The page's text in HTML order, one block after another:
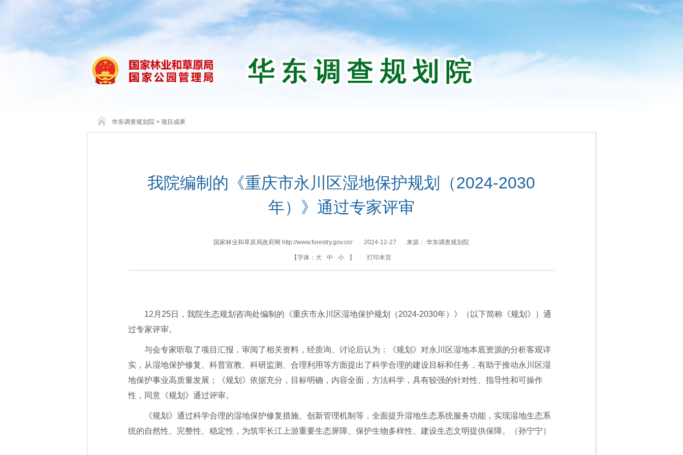
华东调查规划院 > 项目成果
我院编制的《重庆市永川区湿地保护规划（2024-2030
年）》通过专家评审
国家林业和草原局政府网 http://www.forestry.gov.cn/ 2024-12-27 来源： 华东调查规划院
【字体： 大 中 小 】 打印本页
12月25日，我院生态规划咨询处编制的《重庆市永川区湿地保护规划（2024-2030年）》（以下简称《规划》）通
过专家评审。
与会专家听取了项目汇报，审阅了相关资料，经质询、讨论后认为：《规划》对永川区湿地本底资源的分析客观详
实，从湿地保护修复、科普宣教、科研监测、合理利用等方面提出了科学合理的建设目标和任务，有助于推动永川区湿
地保护事业高质量发展；《规划》依据充分，目标明确，内容全面，方法科学，具有较强的针对性、指导性和可操作
性，同意《规划》通过评审。
《规划》通过科学合理的湿地保护修复措施、创新管理机制等，全面提升湿地生态系统服务功能，实现湿地生态系
统的自然性、完整性、稳定性，为筑牢长江上游重要生态屏障、保护生物多样性、建设生态文明提供保障。（孙宁宁）